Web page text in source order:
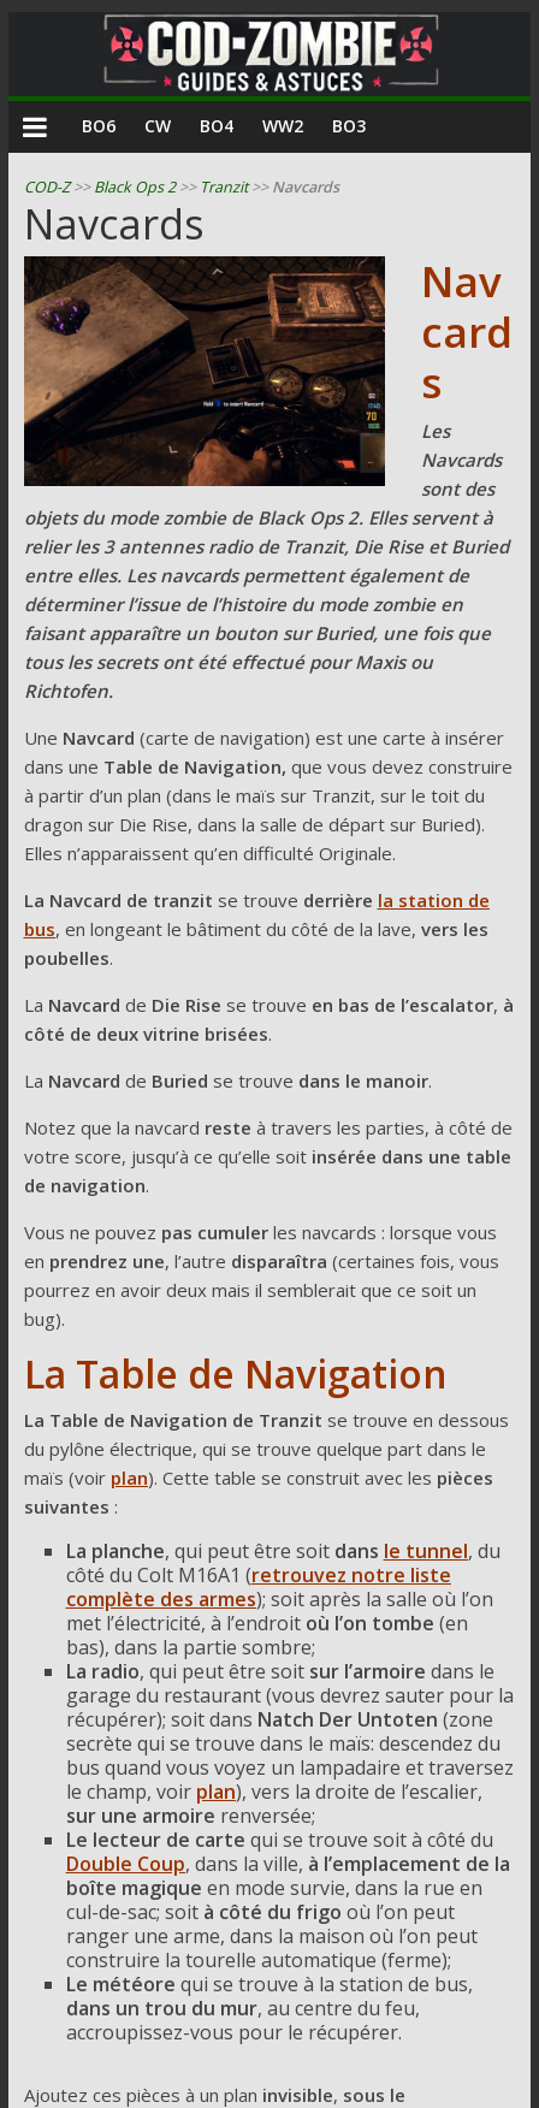
COD
Zombie
Guides
et
astuces
pour
le
mode
zombie
de
Call
of
Duty
BO6 CW BO4 WW2 BO3
COD-Z>>Black Ops 2>> Tranzit>>Navcards
Navcards
Nav
card
s
Les
Navcards
sont des
objets du mode zombie de Black Ops 2. Elles servent à
relier les 3 antennes radio de Tranzit, Die Rise et Buried
entre elles. Les navcards permettent également de
déterminer l’issue de l’histoire du mode zombie en
faisant apparaître un bouton sur Buried, une fois que
tous les secrets ont été effectué pour Maxis ou
Richtofen.
Une Navcard (carte de navigation) est une carte à insérer
dans une Table de Navigation, que vous devez construire
à partir d’un plan (dans le maïs sur Tranzit, sur le toit du
dragon sur Die Rise, dans la salle de départ sur Buried).
Elles n’apparaissent qu’en difficulté Originale.
La Navcard de tranzit se trouve derrière la station de
bus, en longeant le bâtiment du côté de la lave, vers les
poubelles.
La Navcard de Die Rise se trouve en bas de l’escalator, à
côté de deux vitrine brisées.
La Navcard de Buried se trouve dans le manoir.
Notez que la navcard reste à travers les parties, à côté de
votre score, jusqu’à ce qu’elle soit insérée dans une table
de navigation.
Vous ne pouvez pas cumulerles navcards : lorsque vous
en prendrez une, l’autre disparaîtra (certaines fois, vous
pourrez en avoir deux mais il semblerait que ce soit un
bug).
La Table de Navigation
La Table de Navigation de Tranzit se trouve en dessous
du pylône électrique, qui se trouve quelque part dans le
maïs (voir plan). Cette table se construit avec les pièces
suivantes :
La planche, qui peut être soit dans le tunnel, du
côté du Colt M16A1 (retrouvez notre liste
complète des armes); soit après la salle où l’on
met l’électricité, à l’endroit où l’on tombe (en
bas), dans la partie sombre;
La radio, qui peut être soitsur l’armoire dans le
garage du restaurant (vous devrez sauter pour la
récupérer); soit dans Natch Der Untoten (zone
secrète qui se trouve dans le maïs: descendez du
bus quand vous voyez un lampadaire et traversez
le champ, voir plan), vers la droite de l’escalier,
sur une armoire renversée;
Le lecteur de carte qui se trouve soit à côté du
Double Coup, dans la ville, à l’emplacement de la
boîte magique en mode survie, dans la rue en
cul-de-sac; soit à côté du frigo où l’on peut
ranger une arme, dans la maison où l’on peut
construire la tourelle automatique (ferme);
Le météore qui se trouve à la station de bus,
dans un trou du mur, au centre du feu,
accroupissez-vous pour le récupérer.
Ajoutez ces pièces à un plan invisible, sous le